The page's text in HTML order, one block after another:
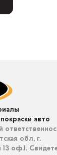
авто
обл, г.
оф.1.